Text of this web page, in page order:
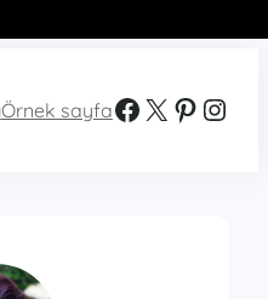
Örnek sayfaFacebook X Pinterest Instagram